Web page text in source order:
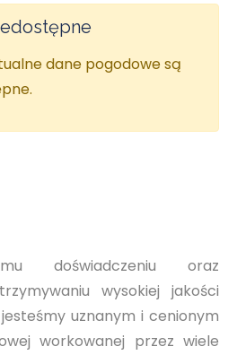
dane pogodowe są
doświadczeniu oraz
wysokiej jakości
uznanym i cenionym
workowanej przez wiele